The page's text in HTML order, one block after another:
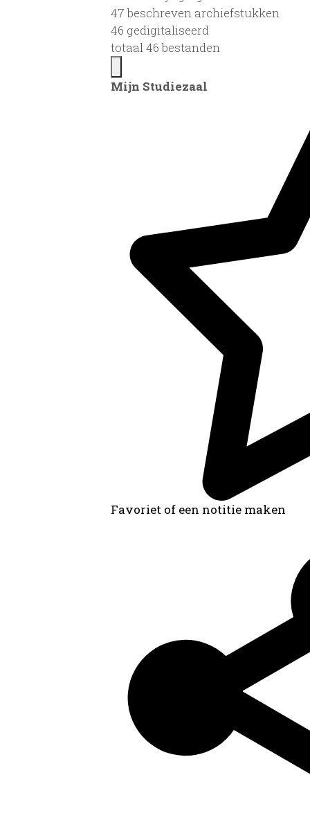
47 beschreven archiefstukken
46 gedigitaliseerd
totaal 46 bestanden
Mijn Studiezaal
Favoriet of een notitie maken